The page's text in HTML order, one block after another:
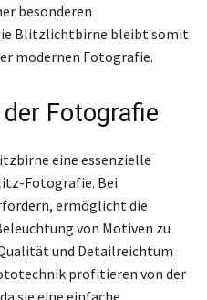
besonderen
Blitzlichtbirne bleibt somit
modernen Fotografie.
Fotografie
eine essenzielle
Fotografie. Bei
ermöglicht die
von Motiven zu
und Detailreichtum
profitieren von der
sie eine einfache